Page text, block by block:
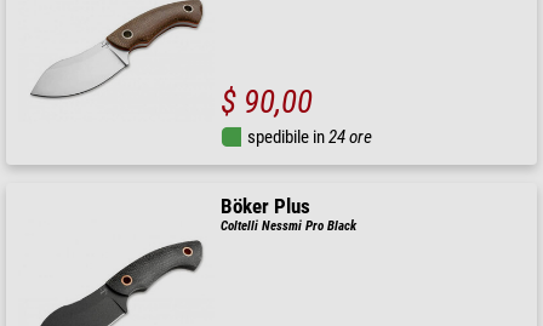
$ 90,00
spedibile in24 ore
Böker Plus
Coltelli Nessmi Pro Black